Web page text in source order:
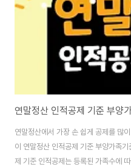
연말정산 인적공제 기준 부양
연말정산에서 가장 손 쉽게 공제를 많
이 연말정산 인적공제 기준 부양가족
제 기준 인적공제는 등록된 가족수에